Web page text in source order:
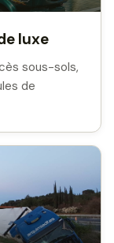
luxe
sous-sols,
de